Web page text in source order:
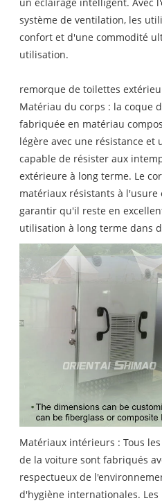
système de ventilation, les
confort et d'une commodité
utilisation.
remorque de toilettes
Matériau du corps : la coque
fabriquée en matériau
légère avec une résistance et
capable de résister aux
extérieure à long terme. Le
matériaux résistants à
garantir qu'il reste en
utilisation à long terme dans
Matériaux intérieurs : Tous
de la voiture sont fabriqués
respectueux de
d'hygiène internationales.